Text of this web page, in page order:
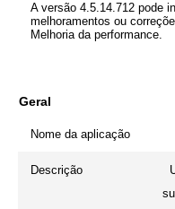
A versão 4.5.14.712 pode
melhoramentos ou
Melhoria da performance.
Geral
Nome da aplicação
Descrição